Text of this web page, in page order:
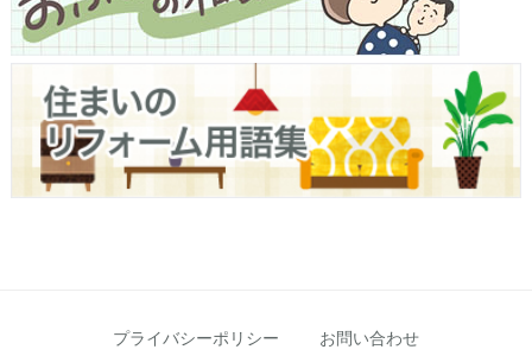
プライバシーポリシー お問い合わせ